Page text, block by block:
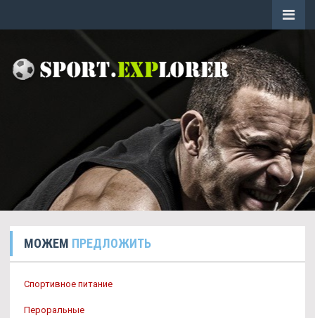
МОЖЕМ ПРЕДЛОЖИТЬ
Спортивное питание
Пероральные